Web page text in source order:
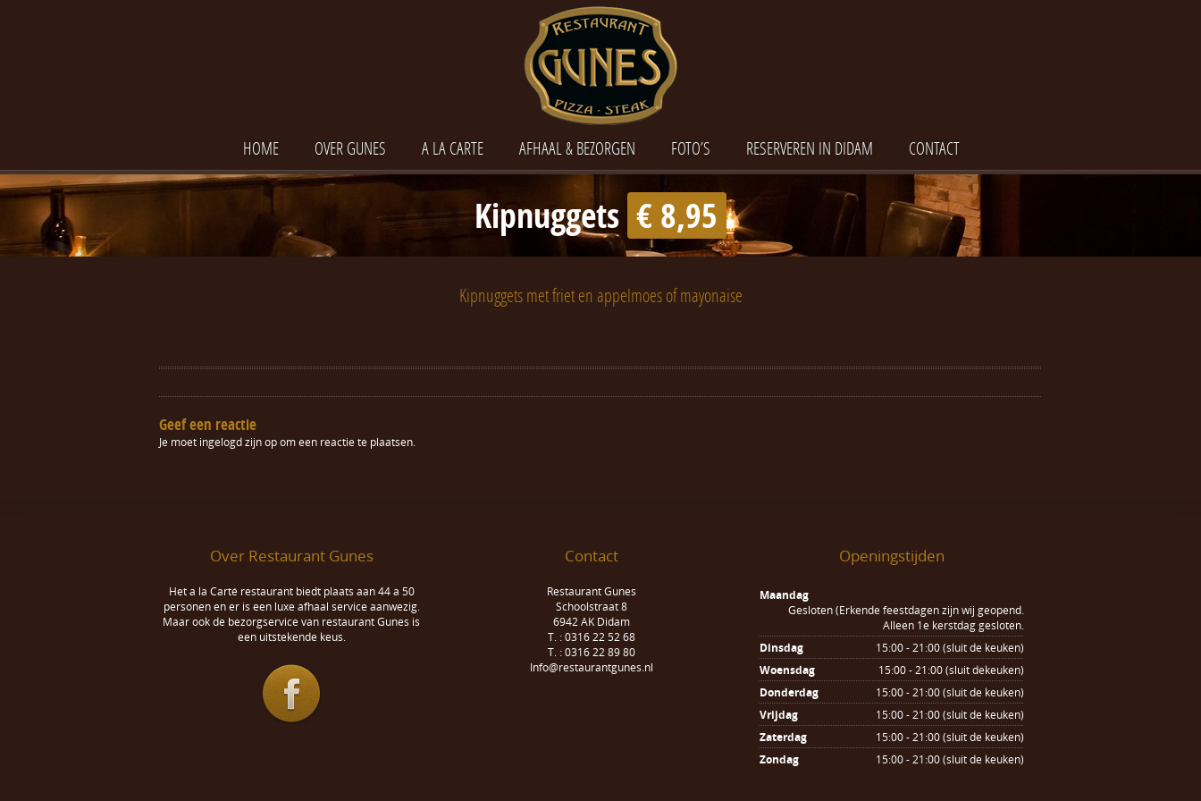
HOME OVER GUNES A LA CARTE AFHAAL & BEZORGEN FOTO’S RESERVEREN IN DIDAM CONTACT
Kipnuggets € 8,95
Kipnuggets met friet en appelmoes of mayonaise
Geef een reactie
Je moet ingelogd zijn opom een reactie te plaatsen.
Over Restaurant Gunes
Het a la Carté restaurant biedt plaats aan 44 a 50
personen en er is een luxe afhaal service aanwezig.
Maar ook de bezorgservice van restaurant Gunes is
een uitstekende keus.
Contact
Restaurant Gunes
Schoolstraat 8
6942 AK Didam
T. : 0316 22 52 68
T. : 0316 22 89 80
Info@restaurantgunes.nl
Openingstijden
Maandag
Gesloten (Erkende feestdagen zijn wij geopend.
Alleen 1e kerstdag gesloten.
Dinsdag
15:00 - 21:00 (sluit de keuken)
Woensdag
15:00 - 21:00 (sluit dekeuken)
Donderdag
15:00 - 21:00 (sluit de keuken)
Vrijdag
15:00 - 21:00 (sluit de keuken)
Zaterdag
15:00 - 21:00 (sluit de keuken)
Zondag
15:00 - 21:00 (sluit de keuken)